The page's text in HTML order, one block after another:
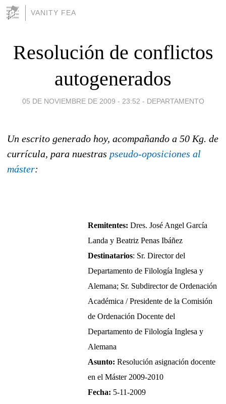
VANITY FEA
Resolución de conflictos
autogenerados
05 DE NOVIEMBRE DE 2009 - 23:52 - DEPARTAMENTO
Un escrito generado hoy, acompañando a 50 Kg. de
currícula, para nuestras pseudo-oposiciones al
máster:
Remitentes: Dres. José Angel García
Landa y Beatriz Penas Ibáñez
Destinatarios: Sr. Director del
Departamento de Filología Inglesa y
Alemana; Sr. Subdirector de Ordenación
Académica / Presidente de la Comisión
de Ordenación Docente del
Departamento de Filología Inglesa y
Alemana
Asunto: Resolución asignación docente
en el Máster 2009-2010
Fecha: 5-11-2009